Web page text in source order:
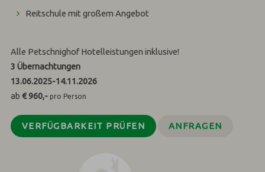
Reitschule mit großem Angebot
Alle Petschnighof Hotelleistungen inklusive!
3 Übernachtungen
13.06.2025-14.11.2026
ab€ 960,- pro Person
VERFÜGBARKEIT PRÜFEN ANFRAGEN